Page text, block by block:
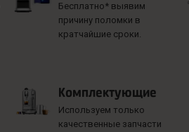
Бесплатно* выявим
причину поломки в
кратчайшие сроки.
Комплектующие
Используем только
качественные запчасти